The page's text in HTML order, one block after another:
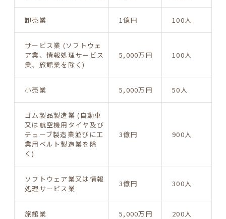
卸売業 1億円 100人
サービス業 (ソフトウェ
ア業、情報処理サービス
業、旅館業を除く)
5,000万円 100人
小売業 5,000万円 50人
ゴム製品製造業 (自動車
又は航空機用タイヤ及び
チューブ製造業並びに工
業用ベルト製造業を除
く)
3億円 900人
ソフトウェア業又は情報
処理サービス業
3億円 300人
旅館業 5,000万円 200人